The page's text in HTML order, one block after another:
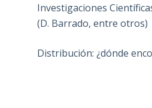
Investigaciones
(D. Barrado, entre otros)
Distribución: ¿dónde